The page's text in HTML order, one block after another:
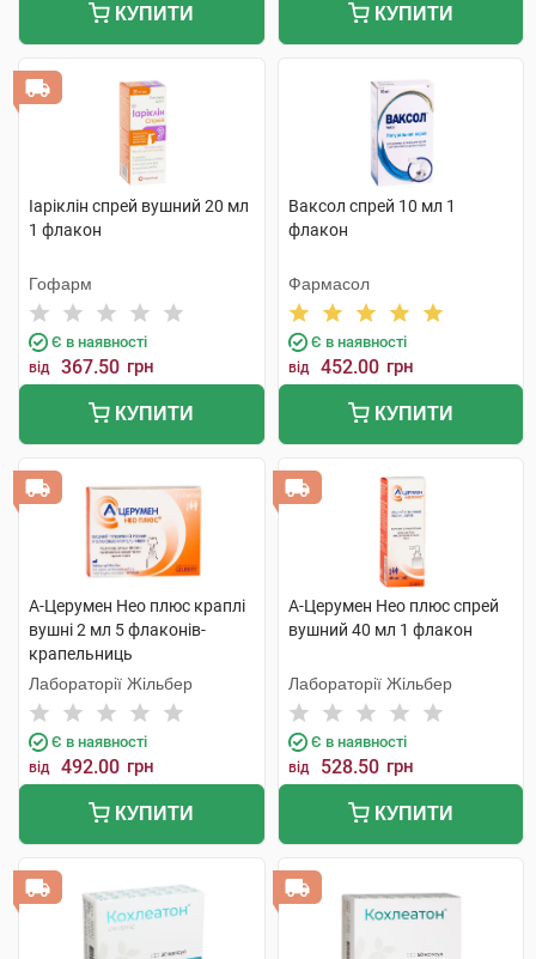
КУПИТИ КУПИТИ
Іаріклін спрей вушний 20 мл
1 флакон
Гофарм
Є в наявності
від 367.50 грн
КУПИТИ
Ваксол спрей 10 мл 1
флакон
Фармасол
Є в наявності
від 452.00 грн
КУПИТИ
А-Церумен Нео плюс краплі
вушні 2 мл 5 флаконів-
крапельниць
Лабораторії Жільбер
Є в наявності
від 492.00 грн
КУПИТИ
А-Церумен Нео плюс спрей
вушний 40 мл 1 флакон
Лабораторії Жільбер
Є в наявності
від 528.50 грн
КУПИТИ